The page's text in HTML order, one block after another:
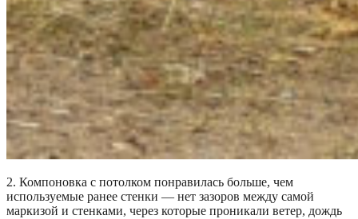
2. Компоновка с потолком понравилась больше, чем
используемые ранее стенки — нет зазоров между самой
маркизой и стенками, через которые проникали ветер, дождь